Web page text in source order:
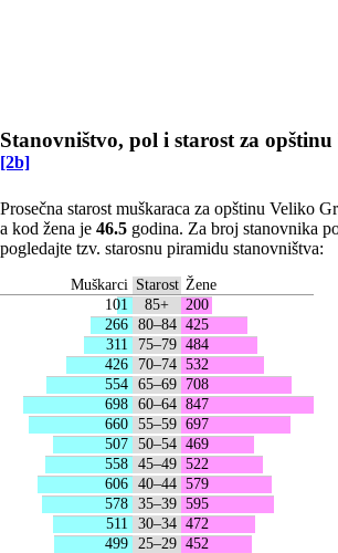
Stanovništvo, pol i starost za
[2b]
Prosečna starost muškaraca za opštinu Veliko
a kod žena je 46.5 godina. Za broj stanovnika
pogledajte tzv. starosnu piramidu stanovništva:
Muškarci Starost Žene
101
85+
200
266 80–84 425
311
75–79 484
426
70–74 532
554 65–69
708
698 60–64 847
660 55–59 697
507 50–54 469
558 45–49 522
606 40–44 579
578 35–39 595
511
30–34 472
499
25–29 452